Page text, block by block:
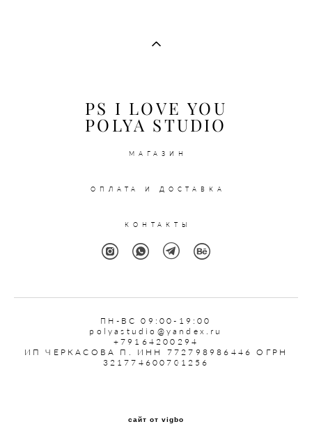
PS I LOVE YOU
POLYA STUDIO
МАГАЗИН
ОПЛАТА И ДОСТАВКА
КОНТАКТЫ
ПН -ВС 09:00-19:00
polyastudio@yandex.ru
+79164200294
ИП ЧЕРКАСОВА П. ИНН 772798986446 ОГРН
321774600701256
сайт от vigbo